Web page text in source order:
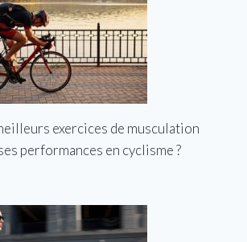
exercices de musculation
performances en cyclisme ?